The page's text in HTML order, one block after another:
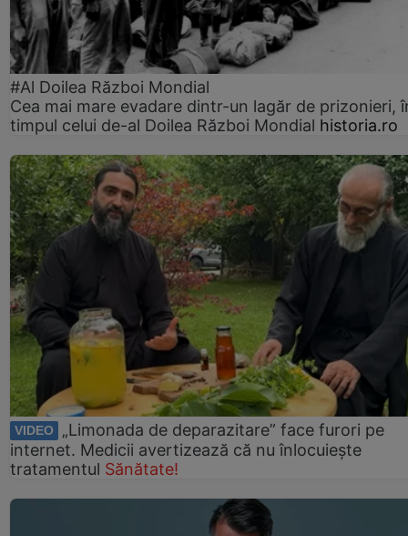
#Al Doilea Război Mondial
Cea mai mare evadare dintr-un lagăr de prizonieri,
timpul celui de-al Doilea Război Mondial historia.ro
VIDEO
„Limonada de deparazitare” face furori pe
internet. Medicii avertizează că nu înlocuiește
tratamentul Sănătate!